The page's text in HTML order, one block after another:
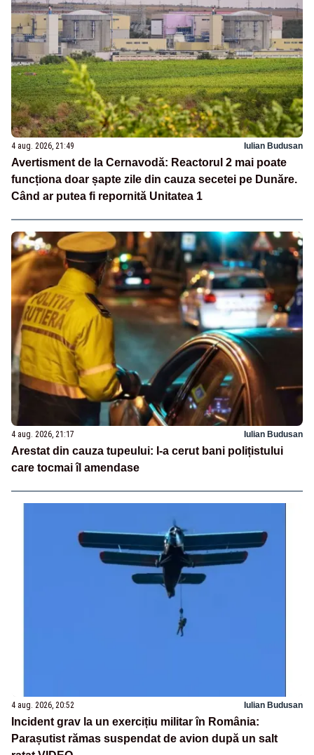
4 aug. 2026, 21:49 Iulian Budusan
Avertisment de la Cernavodă: Reactorul 2 mai poate
funcționa doar șapte zile din cauza secetei pe Dunăre.
Când ar putea fi repornită Unitatea 1
4 aug. 2026, 21:17 Iulian Budusan
Arestat din cauza tupeului: I-a cerut bani polițistului
care tocmai îl amendase
4 aug. 2026, 20:52 Iulian Budusan
Incident grav la un exercițiu militar în România:
Parașutist rămas suspendat de avion după un salt